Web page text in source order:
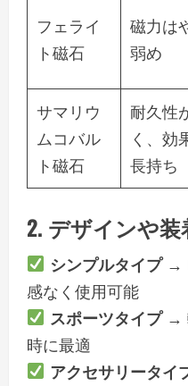
フェライ
ト磁石
磁力は
弱め
サマリウ
ムコバル
ト磁石
耐久性
く、効
長持ち
2. デザインや装
シンプルタイプ→
感なく使用可能
スポーツタイプ→
時に最適
アクセサリータイ